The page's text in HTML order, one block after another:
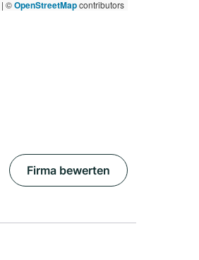
| ©OpenStreetMapcontributors
Firma bewerten